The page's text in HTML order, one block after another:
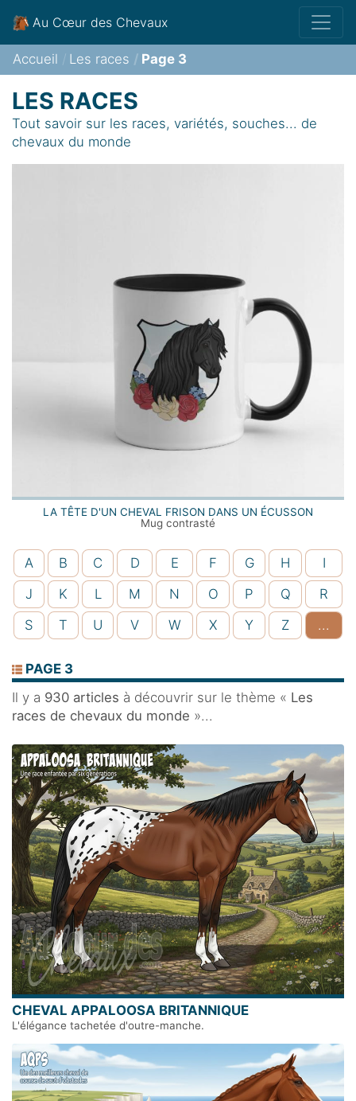
Au Cœur des Chevaux
Accueil Les races Page 3
LES RACES
Tout savoir sur les races, variétés, souches... de
chevaux du monde
LA TÊTE D'UN CHEVAL FRISON DANS UN ÉCUSSON
Mug contrasté
A B C D E F G H
I
J
K L M N O P Q
R
S
T U V W X Y Z ...
PAGE 3
Il y a 930 articles à découvrir sur le thème « Les
races de chevaux du monde »...
CHEVAL APPALOOSA BRITANNIQUE
L'élégance tachetée d'outre-manche.